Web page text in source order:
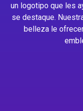
un logotipo que les
se destaque.
belleza le